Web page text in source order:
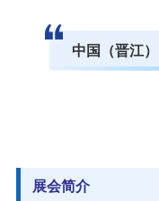
中国（晋江
展会简介